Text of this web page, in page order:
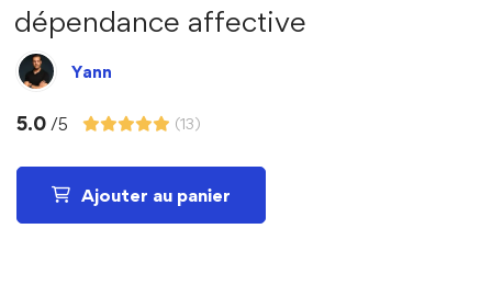
dépendance affective
Yann
5.0 /5 (13)
Ajouter au panier